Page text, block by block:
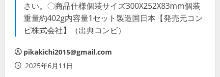
さい。〇商品仕様個装サイズ300X252X83mm個装
重量約402g内容量1セット製造国日本【発売元コン
ビ株式会社】（出典コンビ）
pikakichi2015@gmail.com
2025年6月11日